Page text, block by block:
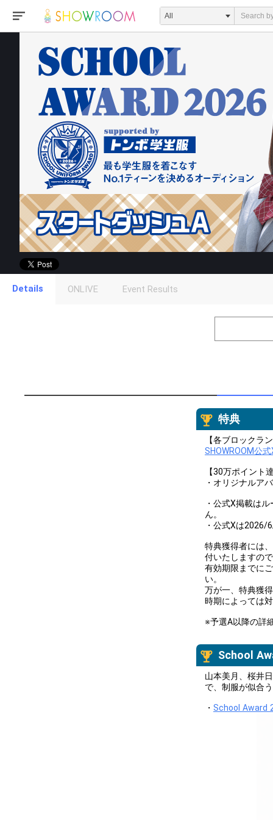
Level Points
Event Begins!
Throw gifts to the stage and join the live performance.
First, try throwing free Stars (once a day)! You can also
(available from 1 JPY)! When you continue to send gifts to the
To cheer on performers, you can send them gifts.
To send performers paid items, you must use Show Gold.
Details ONLIVE Event Results
特典
【各ブロックラ
SHOWROOM公式
【30万ポイント
・オリジナルア
・公式X掲載は
ん。
・公式Xは2026/
特典獲得者には
付いたしますの
有効期限までに
い。
万が一、特典獲
時期によっては
※予選A以降の詳
School
山本美月、桜井
で、制服が似合
・ School Award